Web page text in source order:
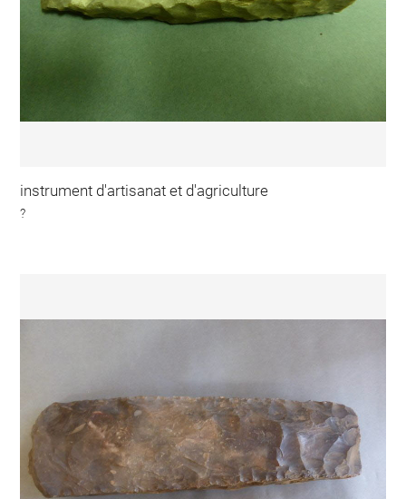
instrument d'artisanat et d'agriculture
?